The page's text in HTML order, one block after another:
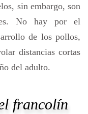
sin embargo, son
No hay por el
de los pollos,
distancias cortas
del adulto.
francolín